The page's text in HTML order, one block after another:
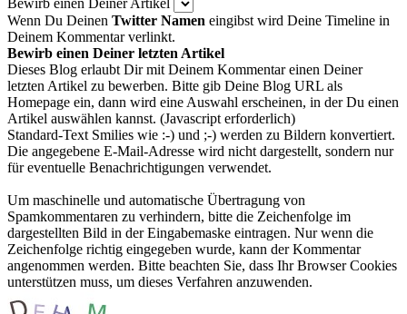
Bewirb einen Deiner Artikel
Wenn Du Deinen Twitter Namen eingibst wird Deine Timeline in
Deinem Kommentar verlinkt.
Bewirb einen Deiner letzten Artikel
Dieses Blog erlaubt Dir mit Deinem Kommentar einen Deiner
letzten Artikel zu bewerben. Bitte gib Deine Blog URL als
Homepage ein, dann wird eine Auswahl erscheinen, in der Du einen
Artikel auswählen kannst. (Javascript erforderlich)
Standard-Text Smilies wie :-) und ;-) werden zu Bildern konvertiert.
Die angegebene E-Mail-Adresse wird nicht dargestellt, sondern nur
für eventuelle Benachrichtigungen verwendet.
Um maschinelle und automatische Übertragung von
Spamkommentaren zu verhindern, bitte die Zeichenfolge im
dargestellten Bild in der Eingabemaske eintragen. Nur wenn die
Zeichenfolge richtig eingegeben wurde, kann der Kommentar
angenommen werden. Bitte beachten Sie, dass Ihr Browser Cookies
unterstützen muss, um dieses Verfahren anzuwenden.